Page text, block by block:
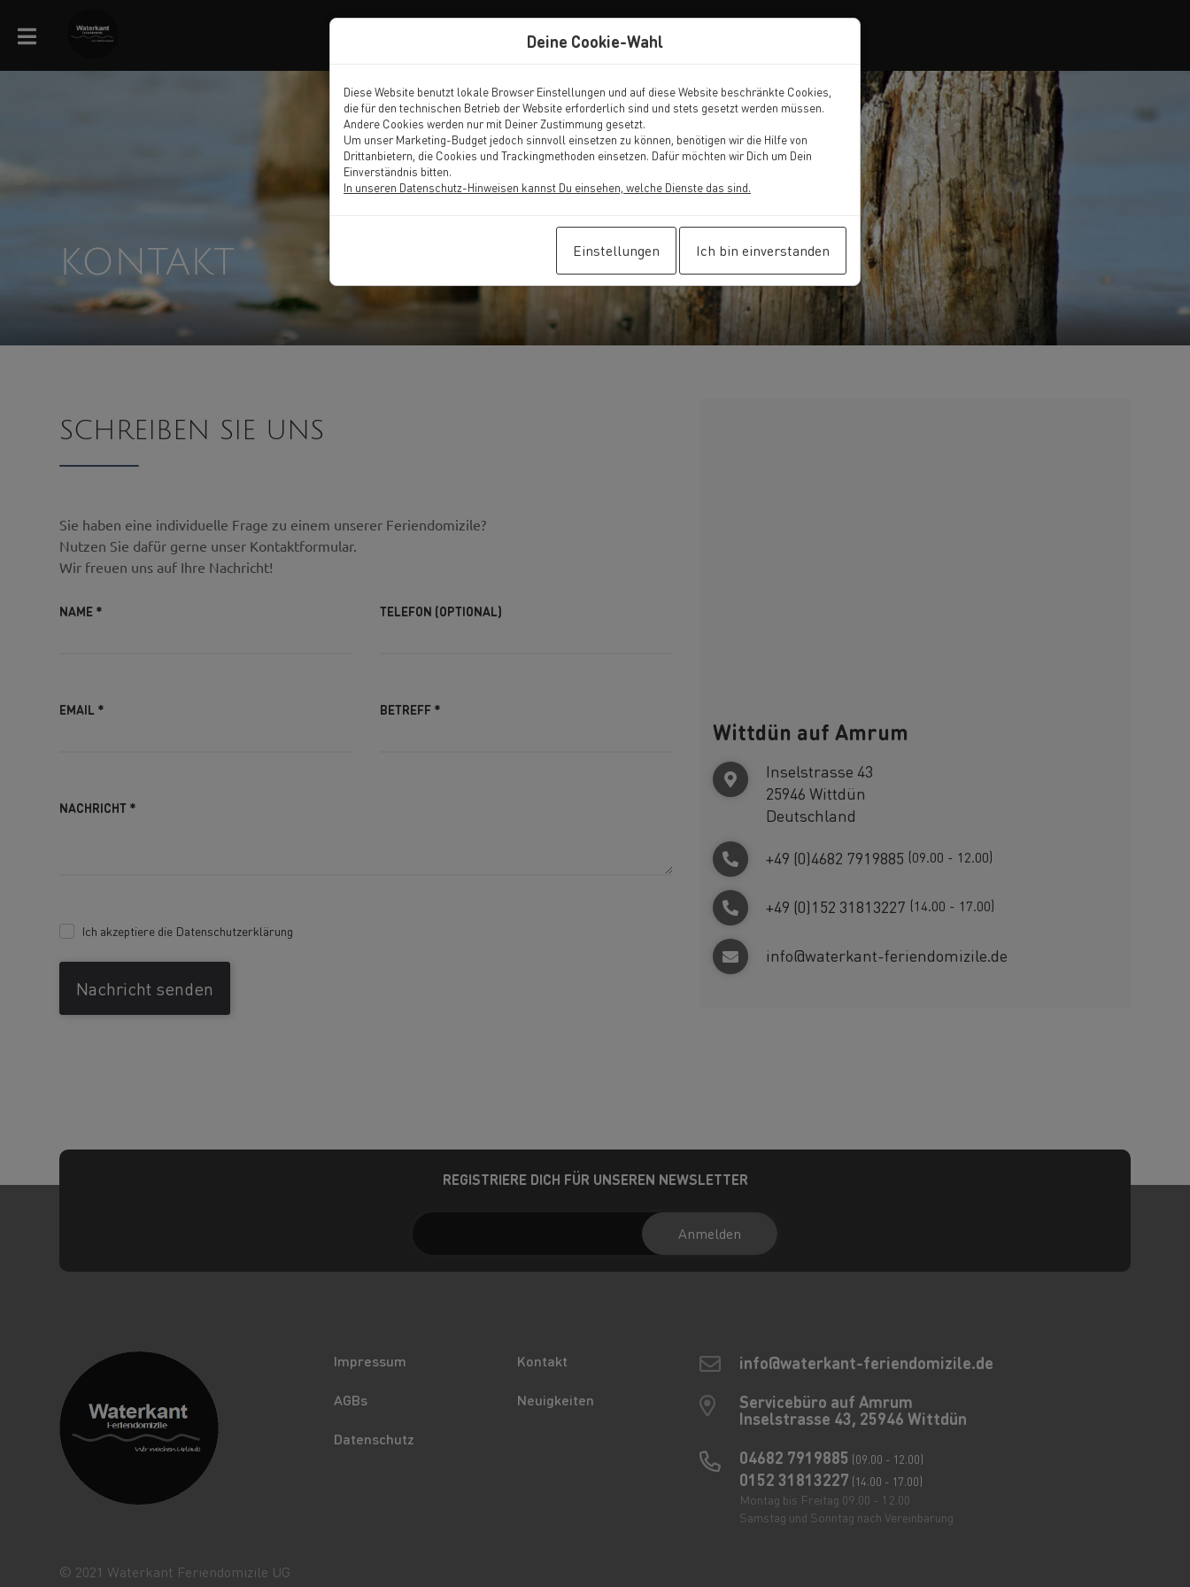
Deine Cookie-Wahl
Diese Website benutzt lokale Browser Einstellungen und auf diese Website beschränkte Cookies,
die für den technischen Betrieb der Website erforderlich sind und stets gesetzt werden müssen.
Andere Cookies werden nur mit Deiner Zustimmung gesetzt.
Um unser Marketing-Budget jedoch sinnvoll einsetzen zu können, benötigen wir die Hilfe von
Drittanbietern, die Cookies und Trackingmethoden einsetzen. Dafür möchten wir Dich um Dein
Einverständnis bitten.
In unseren Datenschutz-Hinweisen kannst Du einsehen, welche Dienste das sind.
Einstellungen Ich bin einverstanden
KONTAKT
SCHREIBEN SIE UNS
Sie haben eine individuelle Frage zu einem unserer Feriendomizile?
Nutzen Sie dafür gerne unser Kontaktformular.
Wir freuen uns auf Ihre Nachricht!
NAME * TELEFON (OPTIONAL)
EMAIL * BETREFF *
NACHRICHT *
Ich akzeptiere die Datenschutzerklärung
Nachricht senden
Wittdün auf Amrum
Inselstrasse 43
25946 Wittdün
Deutschland
+49 (0)4682 7919885 (09.00 - 12.00)
+49 (0)152 31813227 (14.00 - 17.00)
info@waterkant-feriendomizile.de
REGISTRIERE DICH FÜR UNSEREN NEWSLETTER
Anmelden
Impressum
AGBs
Datenschutz
Kontakt
Neuigkeiten
info@waterkant-feriendomizile.de
Servicebüro auf Amrum
Inselstrasse 43, 25946 Wittdün
04682 7919885 (09.00 - 12.00)
0152 31813227 (14.00 - 17.00)
Montag bis Freitag 09.00 - 12.00
Samstag und Sonntag nach Vereinbarung
© 2021 Waterkant Feriendomizile UG